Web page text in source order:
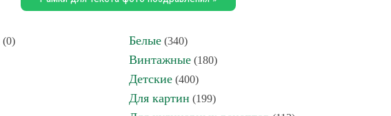
(0) Белые (340)
Винтажные (180)
Детские (400)
Для картин (199)